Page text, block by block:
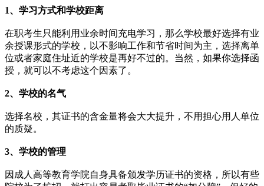
1、学习方式和学校距离
在职考生只能利用业余时间充电学习，那么学校最好选择有业
余授课形式的学校，以不影响工作和节省时间为主，选择离单
位或者家庭住址近的学校是再好不过的。当然，如果你选择函
授，就可以不考虑这个因素了。
2、学校的名气
选择名校，其证书的含金量将会大大提升，不用担心用人单位
的质疑。
3、学校的管理
因成人高等教育学院自身具备颁发学历证书的资格，所以有些